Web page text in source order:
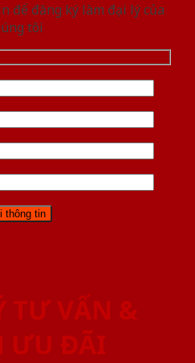
để đăng ký làm đại lý của
tôi
TƯ VẤN &
ƯU ĐÃI